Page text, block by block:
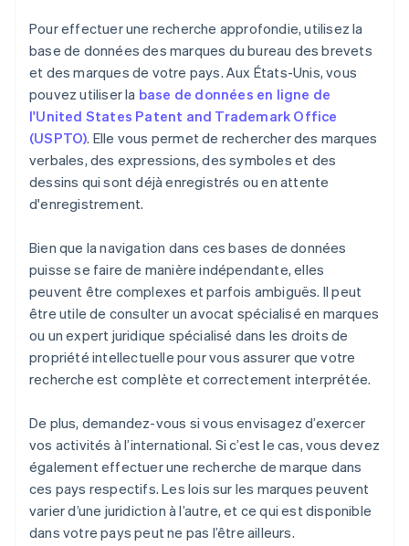
Pour effectuer une recherche approfondie, utilisez la
base de données des marques du bureau des brevets
et des marques de votre pays. Aux États-Unis, vous
pouvez utiliser la base de données en ligne de
l'United States Patent and Trademark Office
(USPTO). Elle vous permet de rechercher des marques
verbales, des expressions, des symboles et des
dessins qui sont déjà enregistrés ou en attente
d'enregistrement.
Bien que la navigation dans ces bases de données
puisse se faire de manière indépendante, elles
peuvent être complexes et parfois ambiguës. Il peut
être utile de consulter un avocat spécialisé en marques
ou un expert juridique spécialisé dans les droits de
propriété intellectuelle pour vous assurer que votre
recherche est complète et correctement interprétée.
De plus, demandez-vous si vous envisagez d’exercer
vos activités à l’international. Si c’est le cas, vous devez
également effectuer une recherche de marque dans
ces pays respectifs. Les lois sur les marques peuvent
varier d’une juridiction à l’autre, et ce qui est disponible
dans votre pays peut ne pas l’être ailleurs.